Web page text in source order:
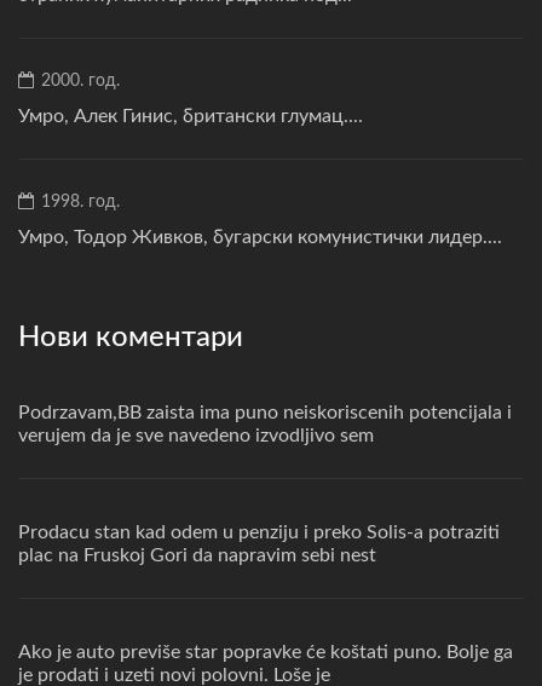
2000. год.
Умро, Алек Гинис, британски глумац....
1998. год.
Умро, Тодор Живков, бугарски комунистички лидер....
Нови коментари
Podrzavam,BB zaista ima puno neiskoriscenih potencijala i
verujem da je sve navedeno izvodljivo sem
Prodacu stan kad odem u penziju i preko Solis-a potraziti
plac na Fruskoj Gori da napravim sebi nest
Ako je auto previše star popravke će koštati puno. Bolje ga
je prodati i uzeti novi polovni. Loše je